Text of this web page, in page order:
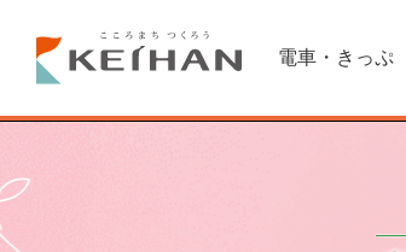
電車・きっぷ